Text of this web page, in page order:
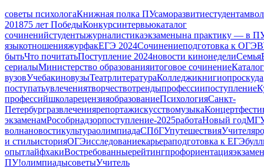
советы психологаКнижная полка ПУсаморазвитиестудентам
201875 лет ПобедыКонкурсинтервьюкаталог
сочиненийстудентыжурналистикаэкзаменына практику — в
языкотношенияжурфакЕГЭ 2024Сочинениеподготовка к ОГЭ
бытьЧто почитатьПоступление 2024новости кинонеделиСемья
сериалыМинистерство образованияитоговое сочинениеКаталог
вузовУчебакиновузыТеатрлитератураКолледжикнигиопроскуда
поступатьувлечениятворчествотрендыпрофессиипоступление
профессийшколарецензияобразованиеПсихологияСанкт-
ПетербургразвлечениярепортажискусствомузыкаКонцерт
экзаменамРособрнадзорпоступление-2025работаНовый год
волнановостикультураолимпиадаСПбГУпутешествияУчителя
и стильисторияОГЭисследованиекарьераподготовка к ЕГЭ
опытлайфхакиВостребованныерейтингпрофориентацияэкзамен
ПУ!олимпиадысоветыУчитель